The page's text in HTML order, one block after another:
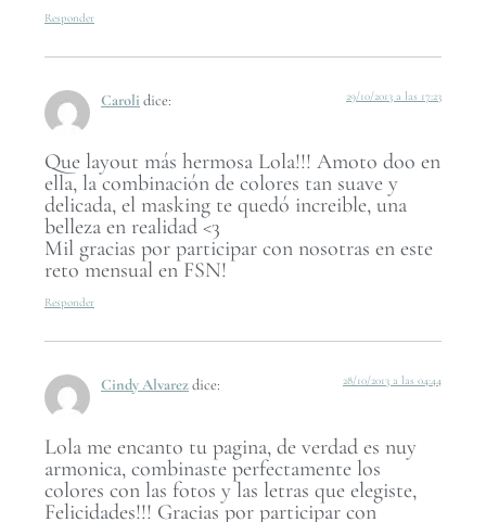
Responder
Caroli dice: 29/10/2013 a las 17:23
Que layout más hermosa Lola!!! Amoto doo en
ella, la combinación de colores tan suave y
delicada, el masking te quedó increible, una
belleza en realidad <3
Mil gracias por participar con nosotras en este
reto mensual en FSN!
Responder
Cindy Alvarezdice: 28/10/2013 a las 04:44
Lola me encanto tu pagina, de verdad es nuy
armonica, combinaste perfectamente los
colores con las fotos y las letras que elegiste,
Felicidades!!! Gracias por participar con